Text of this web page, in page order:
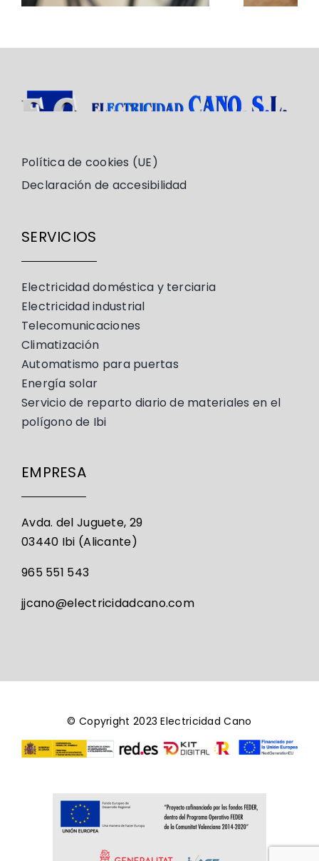
Política de cookies (UE)
Declaración de accesibilidad
SERVICIOS
Electricidad doméstica y terciaria
Electricidad industrial
Telecomunicaciones
Climatización
Automatismo para puertas
Energía solar
Servicio de reparto diario de materiales en el
polígono de Ibi
EMPRESA
Avda. del Juguete, 29
03440 Ibi (Alicante)
965 551 543
jjcano@electricidadcano.com
© Copyright 2023 Electricidad Cano